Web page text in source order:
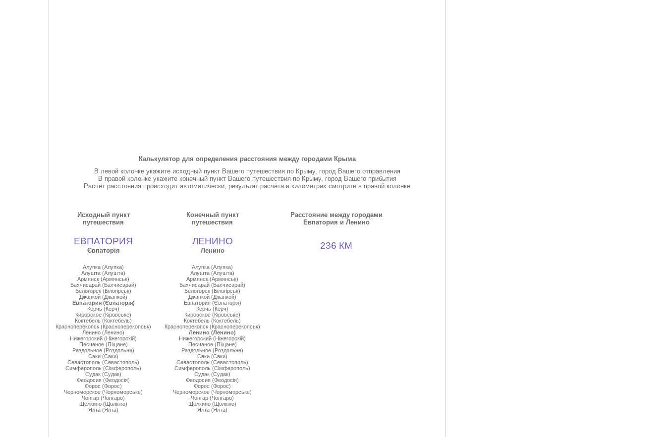
Калькулятор для определения расстояния между городами Крыма
В левой колонке укажите исходный пункт Вашего путешествия по Крыму, город Вашего отправления
В правой колонке укажите конечный пункт Вашего путешествия по Крыму, город Вашего прибытия
Расчёт расстояния происходит автоматически, результат расчёта в километрах смотрите в правой колонке
Исходный пункт
путешествия
ЕВПАТОРИЯ
Євпаторiя
Конечный пункт
путешествия
ЛЕНИНО
Ленино
Расстояние между городами
Евпатория и Ленино
236 КМ
Алупка (Алупка)
Алушта (Алушта)
Армянск (Армянськ)
Бахчисарай (Бахчисарай)
Белогорск (Бiлогiрськ)
Джанкой (Джанкой)
Евпатория (Євпаторiя)
Керчь (Керч)
Кировское (Кiровське)
Коктебель (Коктебель)
Красноперекопск (Красноперекопськ)
Ленино (Ленино)
Нижегорский (Нiжегорскiй)
Песчаное (Пiщане)
Раздольное (Роздольне)
Саки (Саки)
Севастополь (Севастополь)
Симферополь (Сiмферополь)
Судак (Судак)
Феодосия (Феодосiя)
Форос (Форос)
Черноморское (Чорноморське)
Чонгар (Чонгаро)
Щёлкино (Щолкiно)
Ялта (Ялта)
Алупка (Алупка)
Алушта (Алушта)
Армянск (Армянськ)
Бахчисарай (Бахчисарай)
Белогорск (Бiлогiрськ)
Джанкой (Джанкой)
Евпатория (Євпаторiя)
Керчь (Керч)
Кировское (Кiровське)
Коктебель (Коктебель)
Красноперекопск (Красноперекопськ)
Ленино (Ленино)
Нижегорский (Нiжегорскiй)
Песчаное (Пiщане)
Раздольное (Роздольне)
Саки (Саки)
Севастополь (Севастополь)
Симферополь (Сiмферополь)
Судак (Судак)
Феодосия (Феодосiя)
Форос (Форос)
Черноморское (Чорноморське)
Чонгар (Чонгаро)
Щёлкино (Щолкiно)
Ялта (Ялта)